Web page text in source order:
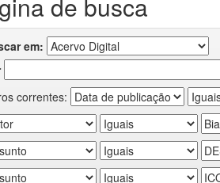
em:
correntes: